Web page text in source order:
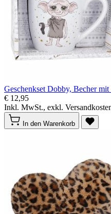
Geschenkset Dobby, Becher mit
€ 12,95
Inkl. MwSt., exkl.
In den Warenkorb